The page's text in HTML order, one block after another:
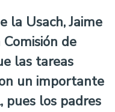
la Usach, Jaime
de
las tareas
un importante
pues los padres